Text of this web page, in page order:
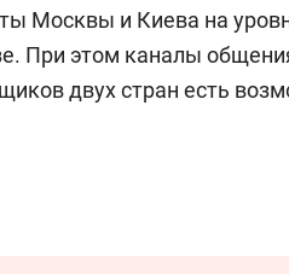
Москвы и Киева на
При этом каналы
двух стран есть